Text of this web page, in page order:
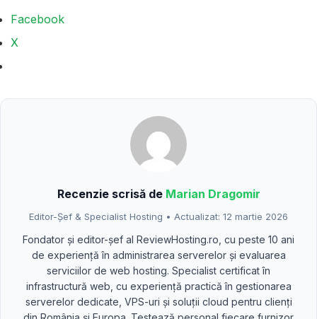
Facebook
X
Recenzie scrisă de Marian Dragomir
Editor-Șef & Specialist Hosting • Actualizat: 12 martie 2026
Fondator și editor-șef al ReviewHosting.ro, cu peste 10 ani
de experiență în administrarea serverelor și evaluarea
serviciilor de web hosting. Specialist certificat în
infrastructură web, cu experiență practică în gestionarea
serverelor dedicate, VPS-uri și soluții cloud pentru clienți